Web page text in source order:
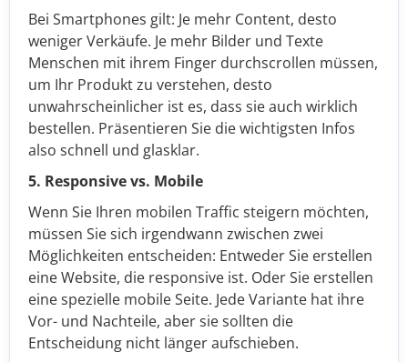
Bei Smartphones gilt: Je mehr Content, desto
weniger Verkäufe. Je mehr Bilder und Texte
Menschen mit ihrem Finger durchscrollen müssen,
um Ihr Produkt zu verstehen, desto
unwahrscheinlicher ist es, dass sie auch wirklich
bestellen. Präsentieren Sie die wichtigsten Infos
also schnell und glasklar.
5. Responsive vs. Mobile
Wenn Sie Ihren mobilen Traffic steigern möchten,
müssen Sie sich irgendwann zwischen zwei
Möglichkeiten entscheiden: Entweder Sie erstellen
eine Website, die responsive ist. Oder Sie erstellen
eine spezielle mobile Seite. Jede Variante hat ihre
Vor- und Nachteile, aber sie sollten die
Entscheidung nicht länger aufschieben.